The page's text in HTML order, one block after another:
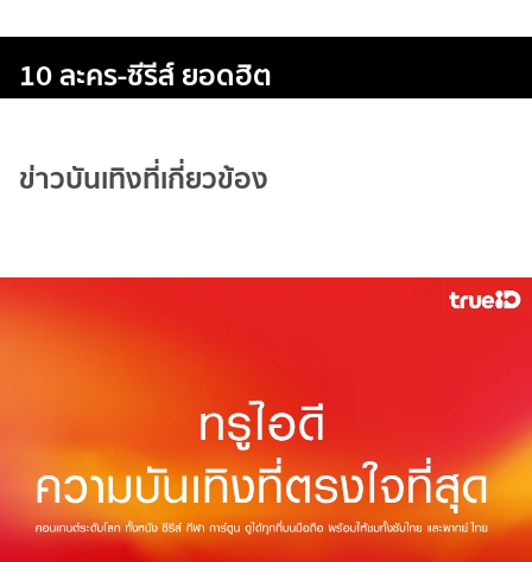
10 ละคร-ซีรีส์ ยอดฮิต
ข่าวบันเทิงที่เกี่ยวข้อง